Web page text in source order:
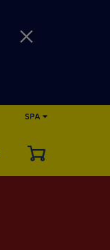
SPA